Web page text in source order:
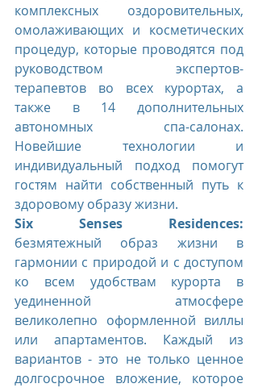
комплексных оздоровительных,
омолаживающих и косметических
процедур, которые проводятся под
руководством экспертов-
терапевтов во всех курортах, а
также в 14 дополнительных
автономных спа-салонах.
Новейшие технологии и
индивидуальный подход помогут
гостям найти собственный путь к
здоровому образу жизни.
Six Senses Residences:
безмятежный образ жизни в
гармонии с природой и с доступом
ко всем удобствам курорта в
уединенной атмосфере
великолепно оформленной виллы
или апартаментов. Каждый из
вариантов - это не только ценное
долгосрочное вложение, которое